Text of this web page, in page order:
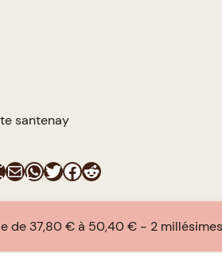
santenay
E-mailWhatsApp
Twitter
Facebook
Reddit
de 37,80 € à 50,40 € 2